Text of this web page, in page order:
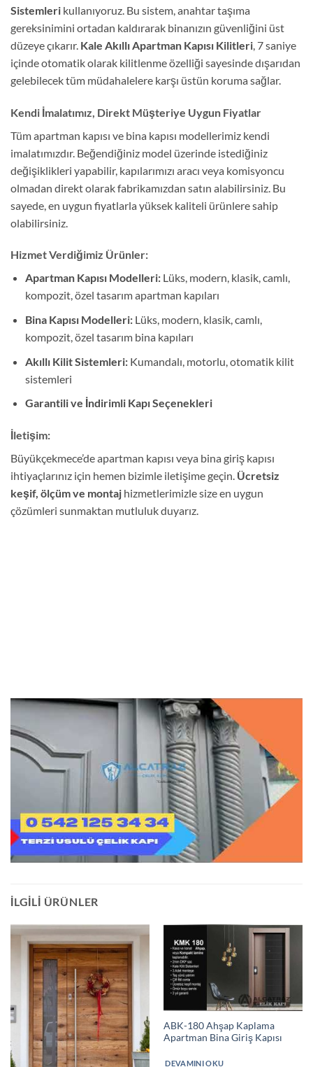
Sistemleri kullanıyoruz. Bu sistem, anahtar taşıma
gereksinimini ortadan kaldırarak binanızın güvenliğini üst
düzeye çıkarır. Kale Akıllı Apartman Kapısı Kilitleri, 7 saniye
içinde otomatik olarak kilitlenme özelliği sayesinde dışarıdan
gelebilecek tüm müdahalelere karşı üstün koruma sağlar.
Kendi İmalatımız, Direkt Müşteriye Uygun Fiyatlar
Tüm apartman kapısı ve bina kapısı modellerimiz kendi
imalatımızdır. Beğendiğiniz model üzerinde istediğiniz
değişiklikleri yapabilir, kapılarımızı aracı veya komisyoncu
olmadan direkt olarak fabrikamızdan satın alabilirsiniz. Bu
sayede, en uygun fiyatlarla yüksek kaliteli ürünlere sahip
olabilirsiniz.
Hizmet Verdiğimiz Ürünler:
Apartman Kapısı Modelleri:Lüks, modern, klasik, camlı,
kompozit, özel tasarım apartman kapıları
Bina Kapısı Modelleri:Lüks, modern, klasik, camlı,
kompozit, özel tasarım bina kapıları
Akıllı Kilit Sistemleri:Kumandalı, motorlu, otomatik kilit
sistemleri
Garantili ve İndirimli Kapı Seçenekleri
İletişim:
Büyükçekmece’de apartman kapısı veya bina giriş kapısı
ihtiyaçlarınız için hemen bizimle iletişime geçin. Ücretsiz
keşif, ölçüm ve montaj hizmetlerimizle size en uygun
çözümleri sunmaktan mutluluk duyarız.
İLGILI ÜRÜNLER
ABK-180 Ahşap Kaplama
Apartman Bina Giriş Kapısı
DEVAMINI OKU